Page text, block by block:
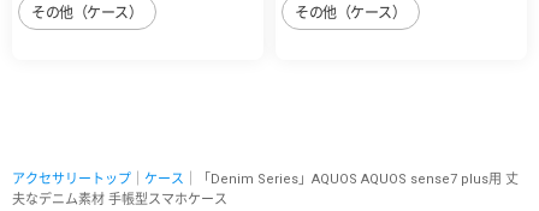
その他（ケース） その他（ケース）
アクセサリートップ ケース ｜「Denim Series」AQUOS AQUOS sense7 plus用 丈
夫なデニム素材 手帳型スマホケース